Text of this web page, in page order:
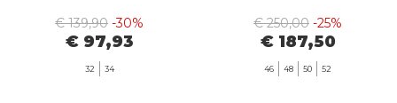
€ 139,90 -30%
€ 97,93
32 34
€ 250,00 -25%
€ 187,50
46 48 50 52